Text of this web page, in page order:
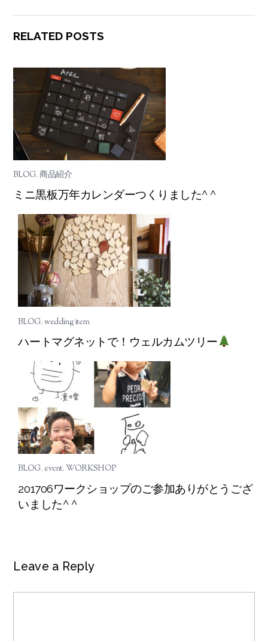
RELATED POSTS
BLOG,商品紹介
ミニ黒板万年カレンダーつくりました^ ^
BLOG,wedding item
ハートマグネットで！ウェルカムツリー
BLOG, event,WORKSHOP
201706ワークショップのご参加ありがとうござ
いました^ ^
Leave a Reply